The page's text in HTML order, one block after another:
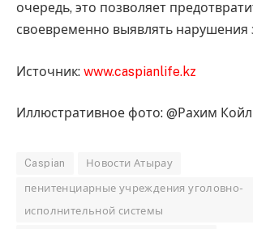
очередь, это позволяет
своевременно выявлять нарушения
Источник: www.caspianlife.kz
Иллюстративное фото: @Рахим
Caspian Новости Атырау
пенитенциарные учреждения уголовно-
исполнительной системы